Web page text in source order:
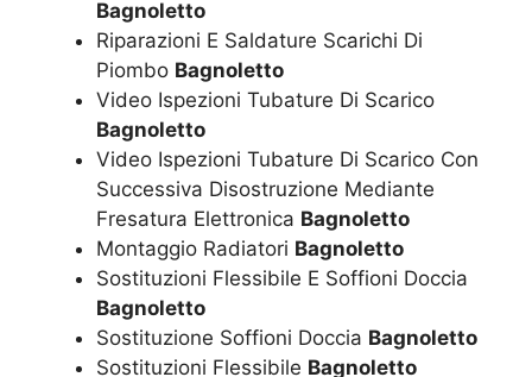
Bagnoletto
Riparazioni E Saldature Scarichi Di
Piombo Bagnoletto
Video Ispezioni Tubature Di Scarico
Bagnoletto
Video Ispezioni Tubature Di Scarico Con
Successiva Disostruzione Mediante
Fresatura Elettronica Bagnoletto
Montaggio Radiatori Bagnoletto
Sostituzioni Flessibile E Soffioni Doccia
Bagnoletto
Sostituzione Soffioni Doccia Bagnoletto
Sostituzioni Flessibile Bagnoletto